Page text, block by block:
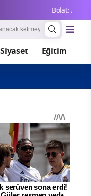
Bolat:
Siyaset Eğitim